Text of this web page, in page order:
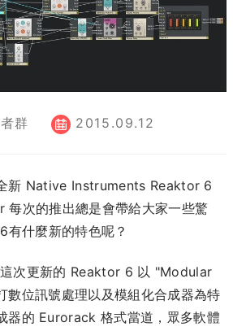
群 2015.09.12
新 Native Instruments Reaktor 6
每次的推出總是會帶給大家一些驚
什麼新的特色呢？
次更新的 Reaktor 6 以 "Modular
數位訊號處理以及模組化合成器為特
器的 Eurorack 格式當道，眾多軟體